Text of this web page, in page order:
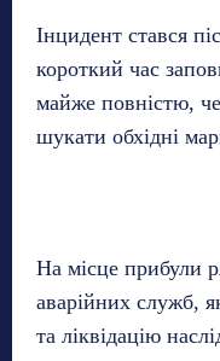
Інцидент стався
короткий час
майже повністю,
шукати обхідні
На місце прибули
аварійних служб,
та ліквідацію